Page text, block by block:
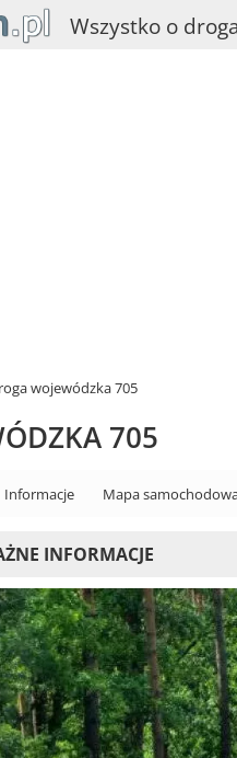
Wszystko o
wojewódzka 705
705
Informacje Mapa
INFORMACJE